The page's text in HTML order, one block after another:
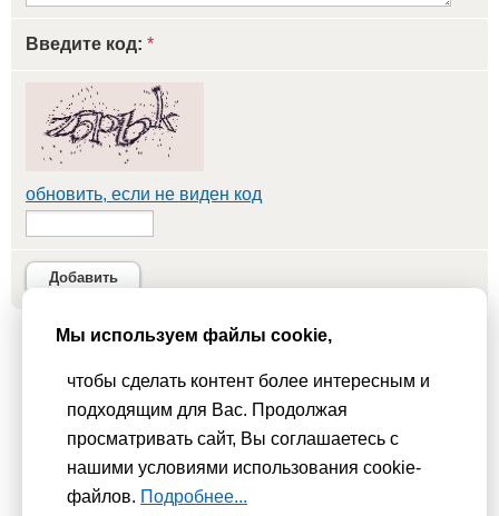
Введите код: *
обновить, если не виден код
Добавить
Вас это не устраивает, пожалуйста, покиньте сайт.Политика
конфиденциальности
При использовании материалов активная гиперссылка на
Сhudesenka.ru обязательна. © 2010 - 2026
Мы используем файлы cookie,
чтобы сделать контент более интересным и
подходящим для Вас. Продолжая
просматривать сайт, Вы соглашаетесь с
нашими условиями использования cookie-
файлов. Подробнее...